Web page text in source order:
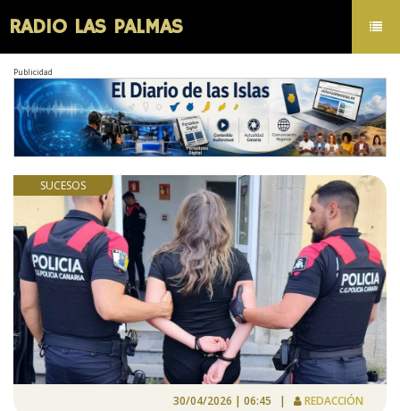
RADIO LAS PALMAS
Publicidad
SUCESOS
30/04/2026 | 06:45 | REDACCIÓN